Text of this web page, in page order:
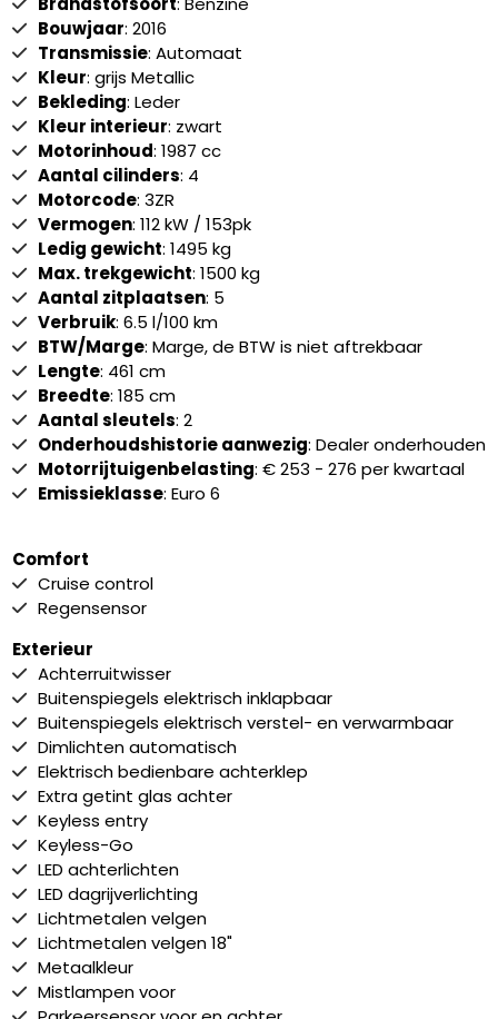
Bouwjaar: 2016
Transmissie: Automaat
Kleur: grijs Metallic
Bekleding: Leder
Kleur interieur: zwart
Motorinhoud: 1987 cc
Aantal cilinders: 4
Motorcode: 3ZR
Vermogen: 112 kW / 153pk
Ledig gewicht: 1495 kg
Max. trekgewicht: 1500 kg
Aantal zitplaatsen: 5
Verbruik: 6.5 l/100 km
BTW/Marge: Marge, de BTW is niet aftrekbaar
Lengte: 461 cm
Breedte: 185 cm
Aantal sleutels: 2
Onderhoudshistorie aanwezig: Dealer onderhouden
Motorrijtuigenbelasting: € 253 - 276 per kwartaal
Emissieklasse: Euro 6
Comfort
Cruise control
Regensensor
Exterieur
Achterruitwisser
Buitenspiegels elektrisch inklapbaar
Buitenspiegels elektrisch verstel- en verwarmbaar
Dimlichten automatisch
Elektrisch bedienbare achterklep
Extra getint glas achter
Keyless entry
Keyless-Go
LED achterlichten
LED dagrijverlichting
Lichtmetalen velgen
Lichtmetalen velgen 18"
Metaalkleur
Mistlampen voor